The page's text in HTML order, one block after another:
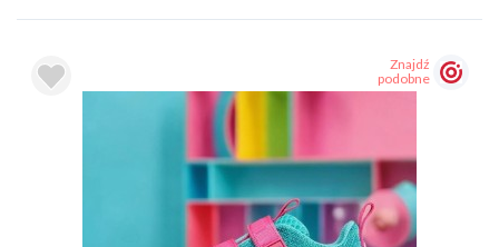
Znajdź
podobne